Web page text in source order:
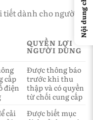
dành cho người
QUYỀN LỢI
NGƯỜI DÙNG
cấp
điện
Được thông báo
trước khi thu
thập và có quyền
từ chối cung cấp
cải
Được biết mục
Nội dung chính